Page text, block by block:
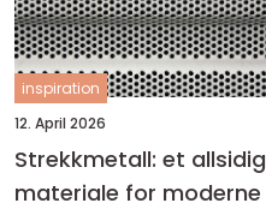
inspiration
12. April 2026
Strekkmetall: et allsidig
materiale for moderne